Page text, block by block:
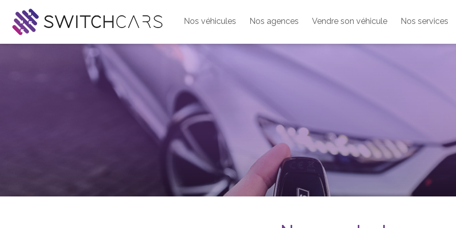
Nos véhicules Nos agences Vendre son véhicule Nos services